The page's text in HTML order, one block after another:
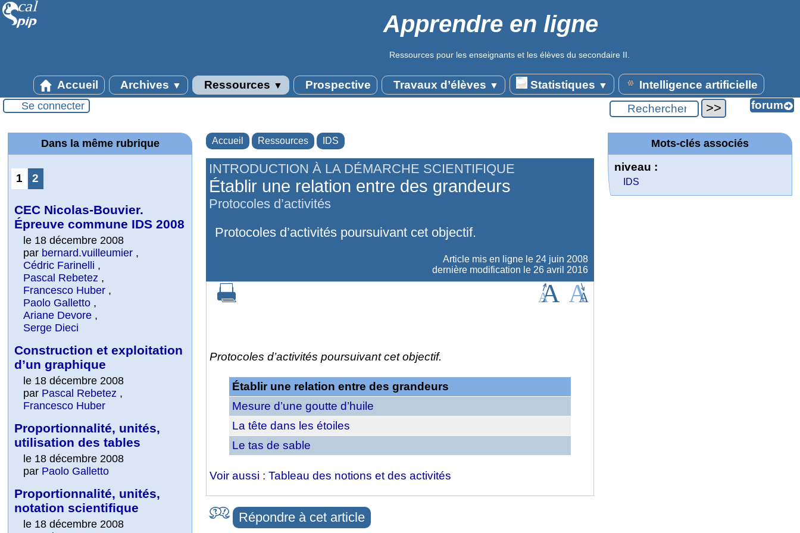
Apprendre en ligne
Ressources pour les enseignants et les élèves du secondaire II.
Accueil Archives ▼ Ressources ▼ Prospective Travaux d’élèves ▼ Statistiques ▼ Intelligence artificielle
Se connecter
Accueil Ressources IDS
INTRODUCTION À LA DÉMARCHE SCIENTIFIQUE
Établir une relation entre des grandeurs
Protocoles d’activités
Protocoles d’activités poursuivant cet objectif.
Article mis en ligne le 24 juin 2008
dernière modification le 26 avril 2016
Protocoles d’activités poursuivant cet objectif.
Établir une relation entre des grandeurs
Mesure d’une goutte d’huile
La tête dans les étoiles
Le tas de sable
Voir aussi : Tableau des notions et des activités
Répondre à cet article
Dans la même rubrique
1 2
CEC Nicolas-Bouvier.
Épreuve commune IDS 2008
le 18 décembre 2008
par bernard.vuilleumier ,
Cédric Farinelli ,
Pascal Rebetez ,
Francesco Huber ,
Paolo Galletto ,
Ariane Devore ,
Serge Dieci
Construction et exploitation
d’un graphique
le 18 décembre 2008
par Pascal Rebetez ,
Francesco Huber
Proportionnalité, unités,
utilisation des tables
le 18 décembre 2008
par Paolo Galletto
Proportionnalité, unités,
notation scientifique
le 18 décembre 2008
Mots-clés associés
niveau :
IDS